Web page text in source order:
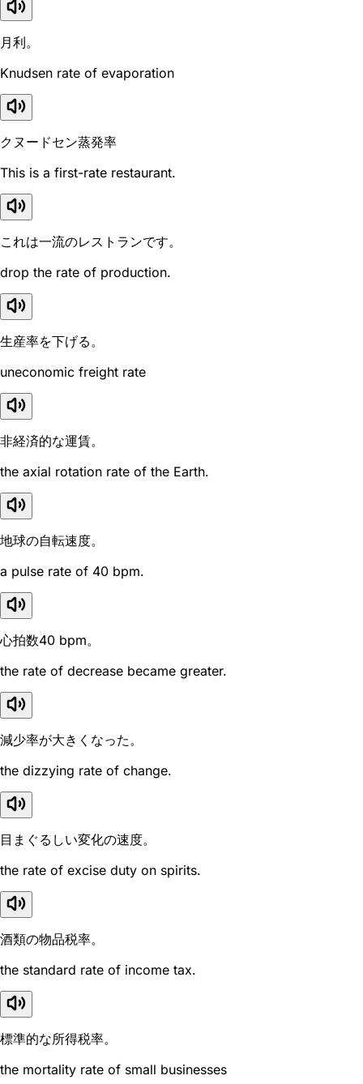
月利。
Knudsen rate of evaporation
クヌードセン蒸発率
This is a first-rate restaurant.
これは一流のレストランです。
drop the rate of production.
生産率を下げる。
uneconomic freight rate
非経済的な運賃。
the axial rotation rate of the Earth.
地球の自転速度。
a pulse rate of 40 bpm.
心拍数40 bpm。
the rate of decrease became greater.
減少率が大きくなった。
the dizzying rate of change.
目まぐるしい変化の速度。
the rate of excise duty on spirits.
酒類の物品税率。
the standard rate of income tax.
標準的な所得税率。
the mortality rate of small businesses